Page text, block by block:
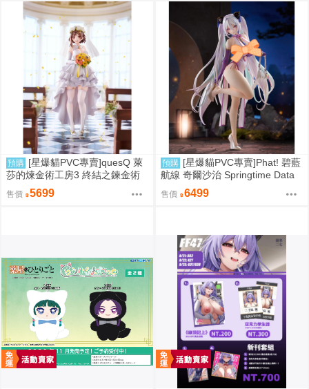
預購 [星爆貓PVC專賣]quesQ 萊
莎的煉金術工房3 終結之鍊金術
士與秘密鑰匙 萊莎琳・斯托特 婚
紗Ver. 1/7 預計2027/07到貨
售價 5699
預購 [星爆貓PVC專賣]Phat! 碧藍
航線 奇爾沙治 Springtime Data
預計2027/11到貨
售價 6499